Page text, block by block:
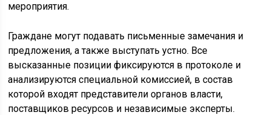
мероприятия.
Граждане могут подавать письменные замечания и
предложения, а также выступать устно. Все
высказанные позиции фиксируются в протоколе и
анализируются специальной комиссией, в состав
которой входят представители органов власти,
поставщиков ресурсов и независимые эксперты.